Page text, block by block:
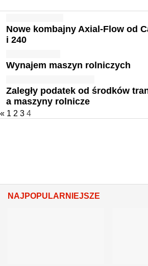
Nowe kombajny Axial-Flow od
i 240
Wynajem maszyn rolniczych
Zaległy podatek od środków
a maszyny rolnicze
« 1 2 3 4
NAJPOPULARNIEJSZE